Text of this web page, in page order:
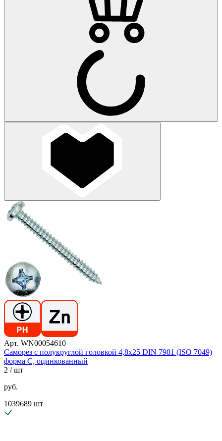
Арт. WN00054610
Саморез с полукруглой головкой 4,8х25 DIN 7981 (ISO 7049)
форма C, оцинкованный
2 / шт
руб.
1039689 шт